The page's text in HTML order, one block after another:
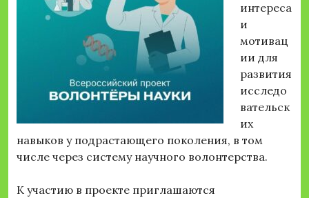
интереса
и
мотивац
ии для
развития
исследо
вательск
их
навыков у подрастающего поколения, в том
числе через систему научного волонтерства.
К участию в проекте приглашаются